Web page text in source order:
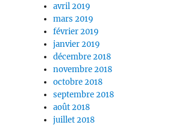
avril 2019
mars 2019
février 2019
janvier 2019
décembre 2018
novembre 2018
octobre 2018
septembre 2018
août 2018
juillet 2018